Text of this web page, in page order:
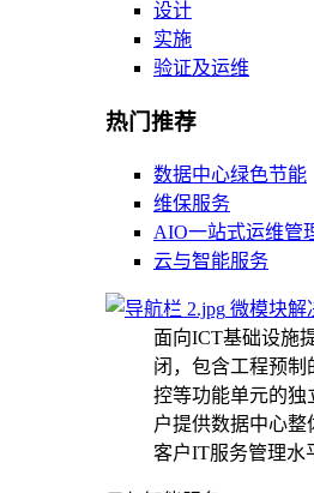
设计
实施
验证及运维
热门推荐
数据中心绿色节能
维保服务
AIO一站式运维管
云与智能服务
微模块解
面向ICT基础设施
闭，包含工程预
控等功能单元的独
户提供数据中心
客户IT服务管理水